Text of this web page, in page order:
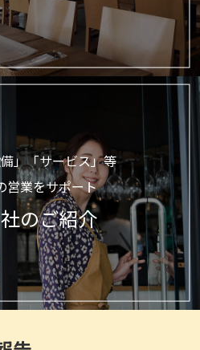
」「サービス」等
営業をサポート
のご紹介